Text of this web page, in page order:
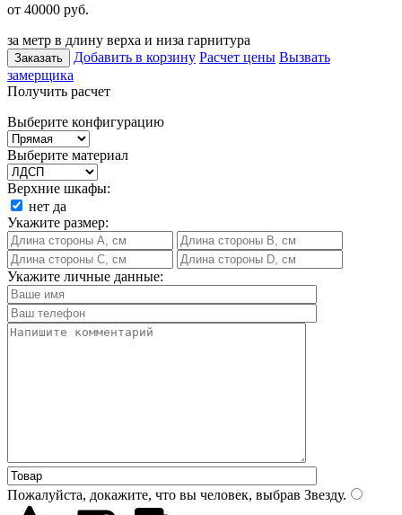
от 40000 руб.
за метр в длину верха и низа гарнитура
Заказать Добавить в корзину Расчет цены Вызвать
замерщика
Получить расчет
Выберите конфигурацию
Выберите материал
Верхние шкафы:
нет да
Укажите размер:
Укажите личные данные:
Пожалуйста, докажите, что вы человек, выбрав Звезду.